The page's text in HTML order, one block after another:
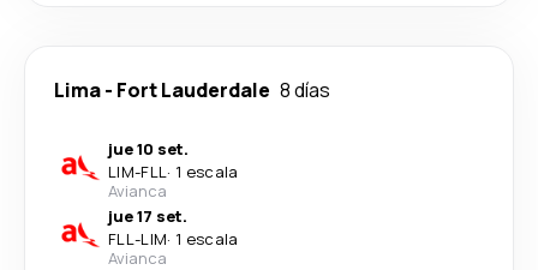
Lima- Fort Lauderdale 8 días
jue 10 set.
LIM-FLL· 1 escala
Avianca
jue 17 set.
FLL-LIM· 1 escala
Avianca